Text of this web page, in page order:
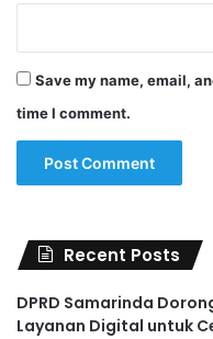
Save my name, email,
time I comment.
Recent Posts
DPRD Samarinda
Layanan Digital untuk